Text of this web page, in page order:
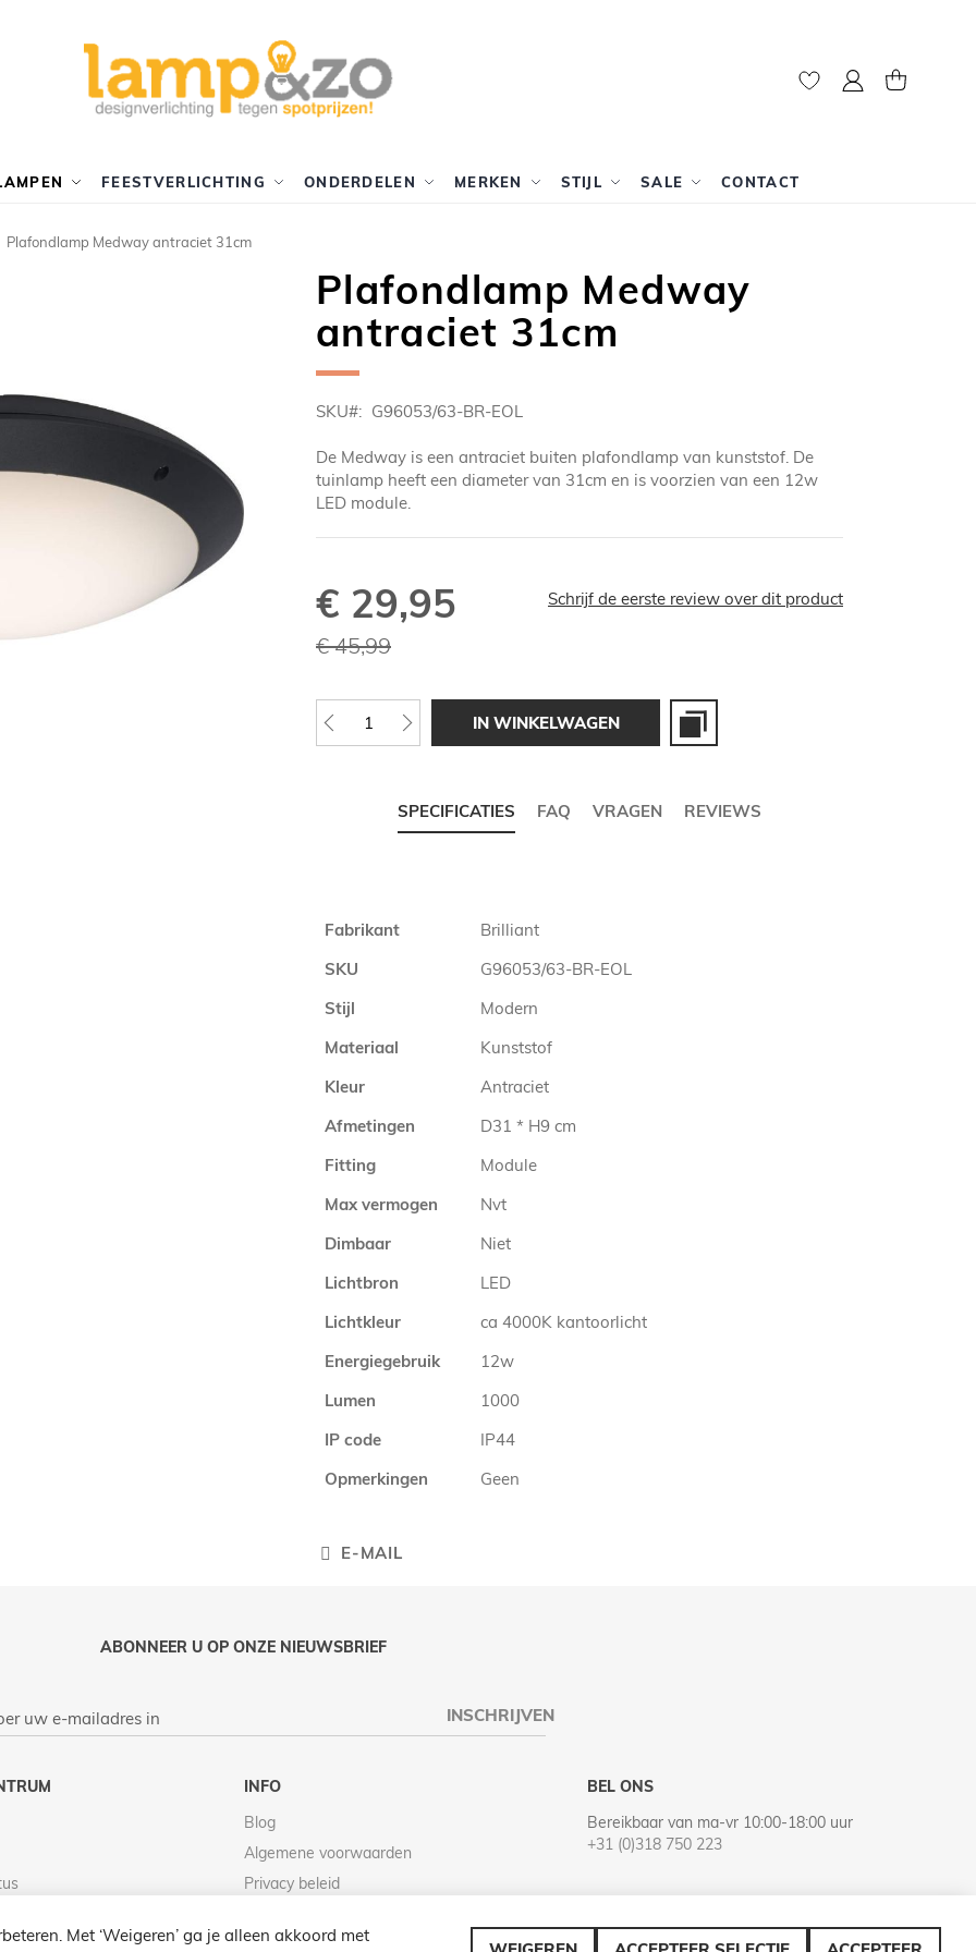
Mijn account
FEESTVERLICHTING ONDERDELEN MERKEN STIJL SALE CONTACT
Plafondlamp Medway antraciet 31cm
Plafondlamp Medway
antraciet 31cm
SKU G96053/63-BR-EOL
De Medway is een antraciet buiten plafondlamp van kunststof. De
tuinlamp heeft een diameter van 31cm en is voorzien van een 12w
LED module.
Speciale
prijs
€ 29,95
€ 45,99
Schrijf de eerste review over dit product
IN WINKELWAGEN
SPECIFICATIES FAQ VRAGEN REVIEWS
Meer
Fabrikant
Brilliant
SKU
G96053/63-BR-EOL
Stijl
Modern
Materiaal
Kunststof
Kleur
Antraciet
Afmetingen
D31 * H9 cm
Fitting
Module
Max vermogen
Nvt
Dimbaar
Niet
Lichtbron
LED
Lichtkleur
ca 4000K kantoorlicht
Energiegebruik
12w
Lumen
1000
IP code
IP44
Opmerkingen
Geen
E-MAIL
ABONNEER U OP ONZE NIEUWSBRIEF
INSCHRIJVEN
INFO
Blog
Algemene voorwaarden
Privacy beleid
BEL ONS
Bereikbaar van ma-vr 10:00-18:00 uur
+31 (0)318 750 223
Met ‘Weigeren’ ga je alleen akkoord met